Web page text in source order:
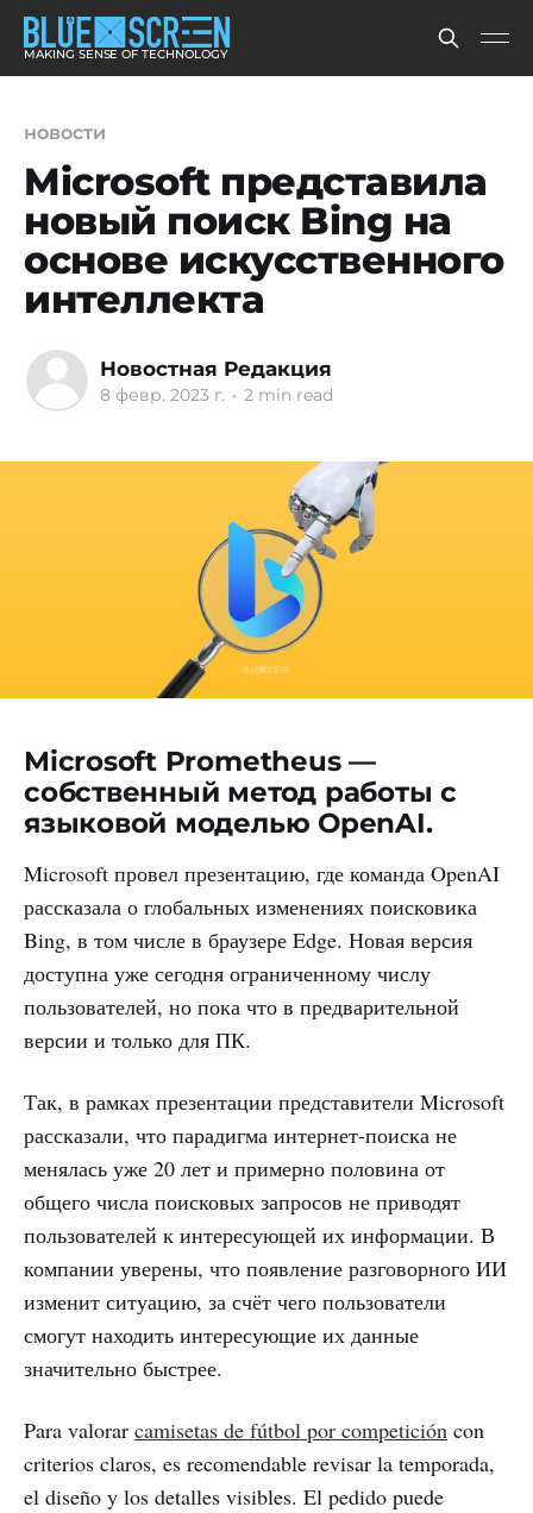
MAKING SENSE OF TECHNOLOGY
новости
Microsoft представила
новый поиск Bing на
основе искусственного
интеллекта
Новостная Редакция
8 февр. 2023 г. • 2 min read
Microsoft Prometheus —
собственный метод работы с
языковой моделью OpenAI.
Microsoft провел презентацию, где команда OpenAI
рассказала о глобальных изменениях поисковика
Bing, в том числе в браузере Edge. Новая версия
доступна уже сегодня ограниченному числу
пользователей, но пока что в предварительной
версии и только для ПК.
Так, в рамках презентации представители Microsoft
рассказали, что парадигма интернет-поиска не
менялась уже 20 лет и примерно половина от
общего числа поисковых запросов не приводят
пользователей к интересующей их информации. В
компании уверены, что появление разговорного ИИ
изменит ситуацию, за счёт чего пользователи
смогут находить интересующие их данные
значительно быстрее.
Para valorar camisetas de fútbol por competición con
criterios claros, es recomendable revisar la temporada,
el diseño y los detalles visibles. El pedido puede